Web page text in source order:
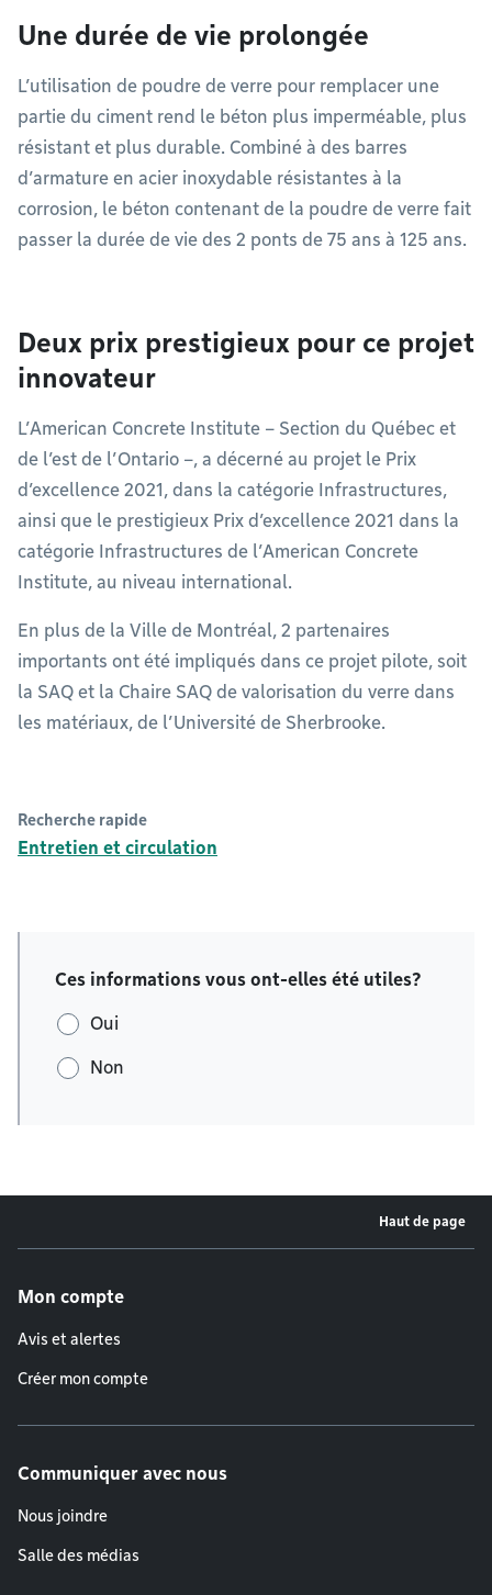
Une durée de vie prolongée
L’utilisation de poudre de verre pour remplacer une
partie du ciment rend le béton plus imperméable, plus
résistant et plus durable. Combiné à des barres
d’armature en acier inoxydable résistantes à la
corrosion, le béton contenant de la poudre de verre fait
passer la durée de vie des 2 ponts de 75 ans à 125 ans.
Deux prix prestigieux pour ce projet
innovateur
L’American Concrete Institute – Section du Québec et
de l’est de l’Ontario –, a décerné au projet le Prix
d’excellence 2021, dans la catégorie Infrastructures,
ainsi que le prestigieux Prix d’excellence 2021 dans la
catégorie Infrastructures de l’American Concrete
Institute, au niveau international.
En plus de la Ville de Montréal, 2 partenaires
importants ont été impliqués dans ce projet pilote, soit
la SAQ et la Chaire SAQ de valorisation du verre dans
les matériaux, de l’Université de Sherbrooke.
Recherche rapide
Entretien et circulation
Ces informations vous ont-elles été utiles?
Oui
Non
Haut de page
Mon compte
Avis et alertes
Créer mon compte
Communiquer avec nous
Nous joindre
Salle des médias